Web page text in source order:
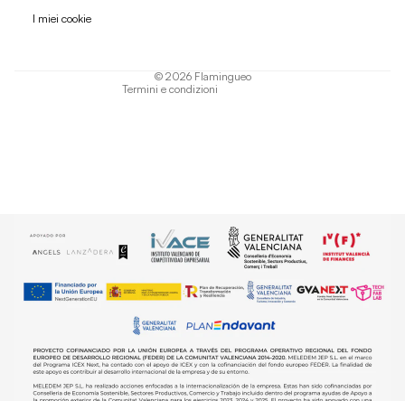
I miei cookie
© 2026 Flamingueo
Termini e condizioni